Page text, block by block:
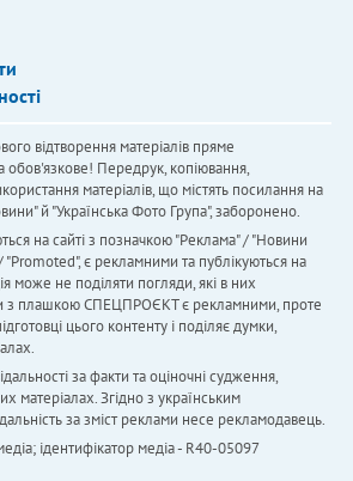
відтворення матеріалів пряме
обов'язкове! Передрук, копіювання,
матеріалів, що містять посилання на
й "Українська Фото Група", заборонено.
на сайті з позначкою "Реклама" / "Новини
"Promoted", є рекламними та публікуються на
може не поділяти погляди, які в них
з плашкою СПЕЦПРОЄКТ є рекламними, проте
цього контенту і поділяє думки,
за факти та оціночні судження,
матеріалах. Згідно з українським
за зміст реклами несе рекламодавець.
ідентифікатор медіа - R40-05097